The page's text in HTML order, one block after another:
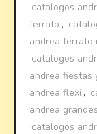
catalogos
ferrato ,
andrea ferrato
catalogos
andrea fiestas
andrea flexi ,
andrea
catalogos